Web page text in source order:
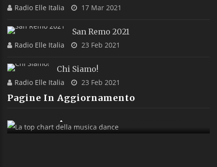
Radio Elle Italia 17 Mar 2021
San Remo 2021
Radio Elle Italia 23 Feb 2021
Chi Siamo!
Radio Elle Italia 23 Feb 2021
Pagine In Aggiornamento